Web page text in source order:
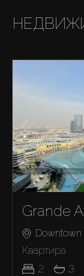
Grande
Downtown
Квартира
2
3